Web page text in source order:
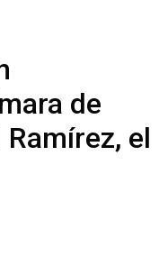
de
el